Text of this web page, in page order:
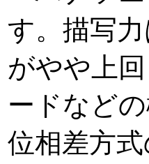
す。描写
がやや上
ードなど
位相差方